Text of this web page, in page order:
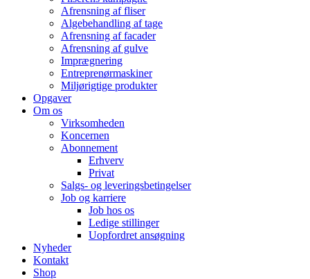
Afrensning af fliser
Algebehandling af tage
Afrensning af facader
Afrensning af gulve
Imprægnering
Entreprenørmaskiner
Miljørigtige produkter
Opgaver
Om os
Virksomheden
Koncernen
Abonnement
Erhverv
Privat
Salgs- og leveringsbetingelser
Job og karriere
Job hos os
Ledige stillinger
Uopfordret ansøgning
Nyheder
Kontakt
Shop